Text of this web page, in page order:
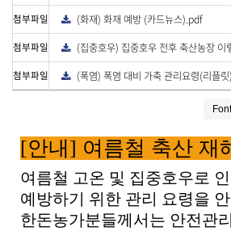
세
보
기
드
첨부파일
다
드
(화재) 화재 예방 (카드뉴스).pdf
첨부파일
다
드
(집중호우) 집중호우 전후 축산농장
첨부파일
다(폭염) 폭염 대비 가축 관리요령(리플
[안내] 여름철 축산 재
여름철 고온 및 집중호우로
예방하기 위한 관리 요령을
한돈농가분들께서는 안전관